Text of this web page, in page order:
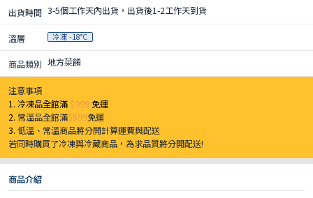
出貨時間 3-5個工作天內出貨，出貨後1-2工作天到貨
溫層 冷凍 -18°C
商品類別 地方菜餚
注意事項
1. 冷凍品全館滿 $999免運
2. 常溫品全館滿$599免運
3.低溫、常溫商品將分開計算運費與配送
若同時購買了冷凍與冷藏商品，為求品質將分開配送!
商品介紹